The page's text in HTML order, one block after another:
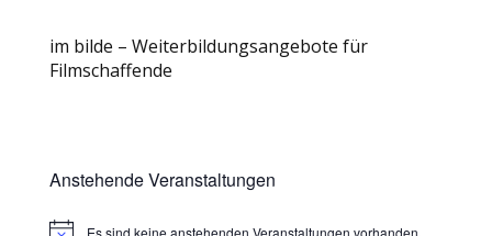
im bilde – Weiterbildungsangebote für
Filmschaffende
Anstehende Veranstaltungen
Es sind keine anstehenden Veranstaltungen vorhanden.